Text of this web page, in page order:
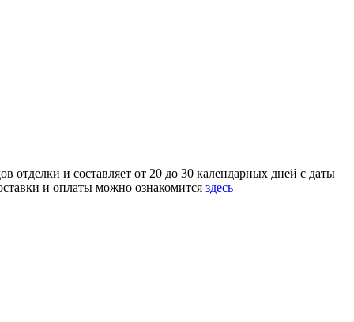
отделки и составляет от 20 до 30 календарных дней с даты
и оплаты можно ознакомится здесь